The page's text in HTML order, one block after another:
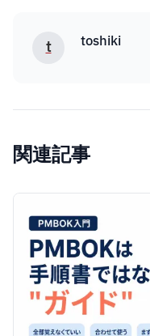
t toshiki
関連記事